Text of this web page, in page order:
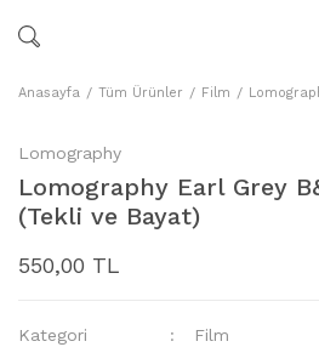
Anasayfa Tüm Ürünler Film
Lomography
Lomography Earl Grey
(Tekli ve Bayat)
550,00 TL
Kategori
Film